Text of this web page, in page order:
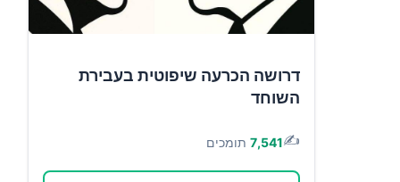
דרושה הכרעה שיפוטית בעבירת
השוחד
✍️
7,541 תומכים